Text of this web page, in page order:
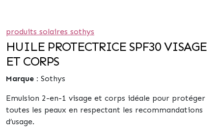
produits solaires sothys
HUILE PROTECTRICE SPF30 VISAGE
ET CORPS
Marque : Sothys
Emulsion 2-en-1 visage et corps idéale pour protéger
toutes les peaux en respectant les recommandations
d’usage.